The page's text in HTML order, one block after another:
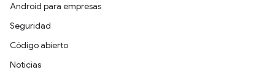
Android para empresas
Seguridad
Código abierto
Noticias